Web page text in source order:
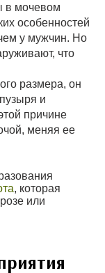
в мочевом
особенностей
у мужчин. Но
что
размера, он
и
причине
меняя ее
, которая
или